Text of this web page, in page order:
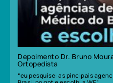
Depoimento Dr. Bruno
Ortopedista
“eu pesquisei as pincipais